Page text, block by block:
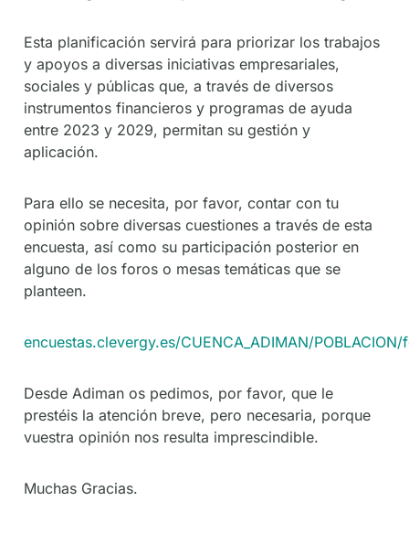
Esta planificación servirá para priorizar los trabajos
y apoyos a diversas iniciativas empresariales,
sociales y públicas que, a través de diversos
instrumentos financieros y programas de ayuda
entre 2023 y 2029, permitan su gestión y
aplicación.
Para ello se necesita, por favor, contar con tu
opinión sobre diversas cuestiones a través de esta
encuesta, así como su participación posterior en
alguno de los foros o mesas temáticas que se
planteen.
encuestas.clevergy.es/CUENCA_ADIMAN/POBLACION/
Desde Adiman os pedimos, por favor, que le
prestéis la atención breve, pero necesaria, porque
vuestra opinión nos resulta imprescindible.
Muchas Gracias.